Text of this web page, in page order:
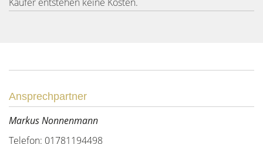
Ansprechpartner
Markus Nonnenmann
Telefon: 01781194498